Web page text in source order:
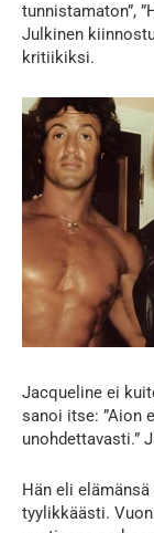
tunnistamaton”,
Julkinen
kritiikiksi.
Jacqueline ei
sanoi itse: ”Aion
unohdettavasti.”
Hän eli
tyylikkäästi.